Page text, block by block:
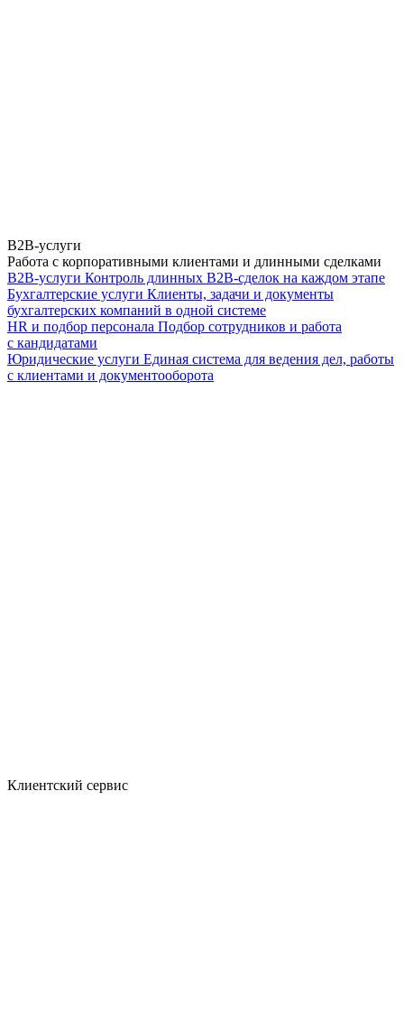
B2B-услуги
Работа с корпоративными клиентами и длинными сделками
B2B-услуги Контроль длинных B2B-сделок на каждом этапе
Бухгалтерские услуги Клиенты, задачи и документы
бухгалтерских компаний в одной системе
HR и подбор персонала Подбор сотрудников и работа
с кандидатами
Юридические услуги Единая система для ведения дел, работы
с клиентами и документооборота
Клиентский сервис